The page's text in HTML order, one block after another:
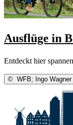
Ausflüge in
Entdeckt hier
© WFB; Ingo Wagner